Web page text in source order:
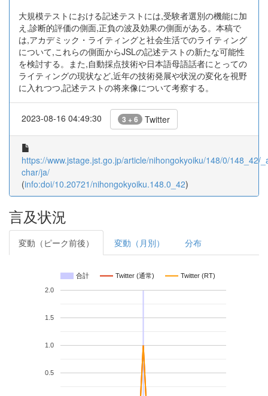
大規模テストにおける記述テストには,受験者選別の機能に加
え,診断的評価の側面,正負の波及効果の側面がある。本稿で
は,アカデミック・ライティングと社会生活でのライティング
について,これらの側面からJSLの記述テストの新たな可能性
を検討する。また,自動採点技術や日本語母語話者にとっての
ライティングの現状など,近年の技術発展や状況の変化を視野
に入れつつ,記述テストの将来像について考察する。
2023-08-16 04:49:30 3 + 6 Twitter
https://www.jstage.jst.go.jp/article/nihongokyoiku/148/0/148_42/
char/ja/
(info:doi/10.20721/nihongokyoiku.148.0_42)
言及状況
変動（ピーク前後） 変動（月別） 分布
合計 Twitter (通常) Twitter (RT)
0.5
1.0
1.5
2.0